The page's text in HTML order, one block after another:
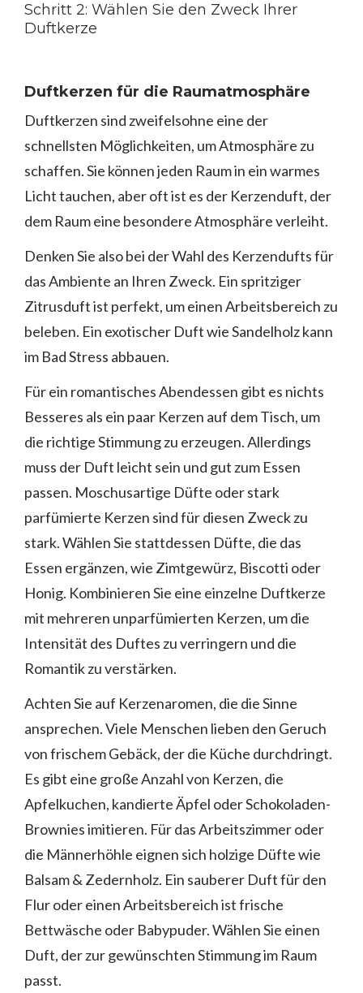
Schritt 2: Wählen Sie den Zweck Ihrer
Duftkerze
Duftkerzen für die Raumatmosphäre
Duftkerzen sind zweifelsohne eine der
schnellsten Möglichkeiten, um Atmosphäre zu
schaffen. Sie können jeden Raum in ein warmes
Licht tauchen, aber oft ist es der Kerzenduft, der
dem Raum eine besondere Atmosphäre verleiht.
Denken Sie also bei der Wahl des Kerzendufts für
das Ambiente an Ihren Zweck. Ein spritziger
Zitrusduft ist perfekt, um einen Arbeitsbereich zu
beleben. Ein exotischer Duft wie Sandelholz kann
im Bad Stress abbauen.
Für ein romantisches Abendessen gibt es nichts
Besseres als ein paar Kerzen auf dem Tisch, um
die richtige Stimmung zu erzeugen. Allerdings
muss der Duft leicht sein und gut zum Essen
passen. Moschusartige Düfte oder stark
parfümierte Kerzen sind für diesen Zweck zu
stark. Wählen Sie stattdessen Düfte, die das
Essen ergänzen, wie Zimtgewürz, Biscotti oder
Honig. Kombinieren Sie eine einzelne Duftkerze
mit mehreren unparfümierten Kerzen, um die
Intensität des Duftes zu verringern und die
Romantik zu verstärken.
Achten Sie auf Kerzenaromen, die die Sinne
ansprechen. Viele Menschen lieben den Geruch
von frischem Gebäck, der die Küche durchdringt.
Es gibt eine große Anzahl von Kerzen, die
Apfelkuchen, kandierte Äpfel oder Schokoladen-
Brownies imitieren. Für das Arbeitszimmer oder
die Männerhöhle eignen sich holzige Düfte wie
Balsam & Zedernholz. Ein sauberer Duft für den
Flur oder einen Arbeitsbereich ist frische
Bettwäsche oder Babypuder. Wählen Sie einen
Duft, der zur gewünschten Stimmung im Raum
passt.